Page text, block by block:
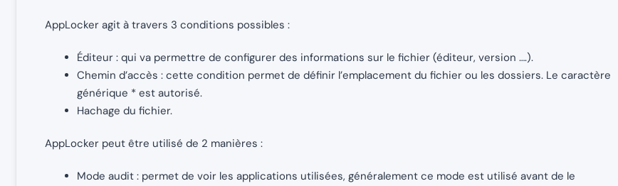
AppLocker agit à travers 3 conditions possibles :
Éditeur : qui va permettre de configurer des informations sur le fichier (éditeur, version ….).
Chemin d’accès : cette condition permet de définir l’emplacement du fichier ou les dossiers. Le caractère
générique * est autorisé.
Hachage du fichier.
AppLocker peut être utilisé de 2 manières :
Mode audit : permet de voir les applications utilisées, généralement ce mode est utilisé avant de le